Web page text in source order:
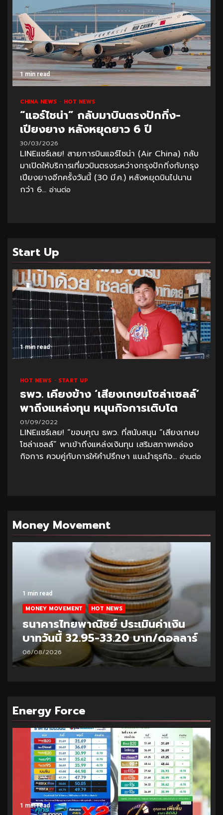
1 min read
CHINA NEWS HOT NEWS
“แอร์ไชน่า” กลับมาบินตรงปักกิ่ง-
เปียงยาง หลังหยุดยาว 6 ปี
30/03/2026
LINEแชร์เลย! สายการบินแอร์ไชน่า (Air China) กลับ
มาเปิดให้บริการเที่ยวบินตรงระหว่างกรุงปักกิ่งกับกรุง
เปียงยางอีกครั้งวันนี้ (30 มี.ค.) หลังหยุดบินไปนาน
กว่า 6... อ่านต่อ
Start Up
1 min read
HOT NEWS START UP
ธพว. เคียงข้าง ‘เสียงเกษมโซล่าเซลล์’
พาถึงแหล่งทุน หนุนกิจการเติบโต
01/09/2022
LINEแชร์เลย! “ขอบคุณ ธพว. ที่สนับสนุน “เสียงเกษม
โซล่าเซลล์” พาเข้าถึงแหล่งเงินทุน เสริมสภาพคล่อง
กิจการ ควบคู่กับการให้คำปรึกษา แนะนำธุรกิจ... อ่านต่อ
Money Movement
1 min read
MONEY MOVEMENT HOT NEWS
ธนาคารไทยพาณิชย์ ประเมินค่าเงิน
บาทวันนี้ 32.95-33.20 บาท/ดอลลาร์
06/08/2026
Energy Force
1 min read